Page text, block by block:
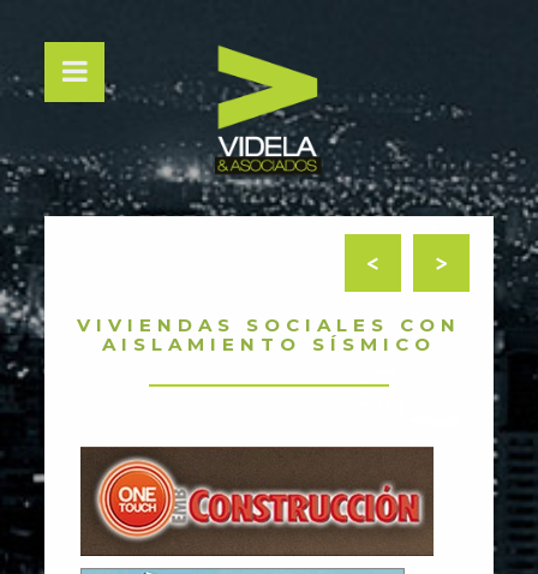
>
<
VIVIENDAS SOCIALES CON
AISLAMIENTO SÍSMICO